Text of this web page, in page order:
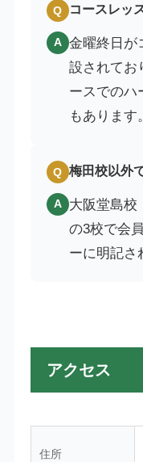
Q コースレッ
A 金曜終日が
設されてお
ースでのハ
もあります。
Q 梅田校以外
A 大阪堂島校
の3校で会
ーに明記さ
アクセス
住所